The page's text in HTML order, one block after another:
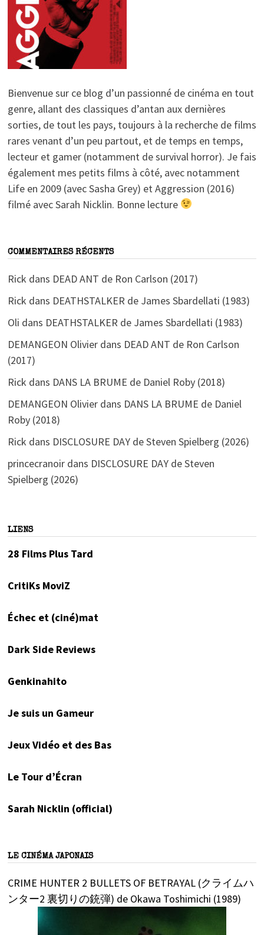
Bienvenue sur ce blog d’un passionné de cinéma en tout
genre, allant des classiques d’antan aux dernières
sorties, de tout les pays, toujours à la recherche de films
rares venant d’un peu partout, et de temps en temps,
lecteur et gamer (notamment de survival horror). Je fais
également mes petits films à côté, avec notamment
Life en 2009 (avec Sasha Grey) et Aggression (2016)
filmé avec Sarah Nicklin. Bonne lecture
COMMENTAIRES RÉCENTS
Rick dans DEAD ANT de Ron Carlson (2017)
Rick dans DEATHSTALKER de James Sbardellati (1983)
Oli dans DEATHSTALKER de James Sbardellati (1983)
DEMANGEON Olivierdans DEAD ANT de Ron Carlson
(2017)
Rick dans DANS LA BRUME de Daniel Roby (2018)
DEMANGEON Olivierdans DANS LA BRUME de Daniel
Roby (2018)
Rick dans DISCLOSURE DAY de Steven Spielberg (2026)
princecranoirdans DISCLOSURE DAY de Steven
Spielberg (2026)
LIENS
28 Films Plus Tard
CritiKs MoviZ
Échec et (ciné)mat
Dark Side Reviews
Genkinahito
Je suis un Gameur
Jeux Vidéo et des Bas
Le Tour d’Écran
Sarah Nicklin (official)
LE CINÉMA JAPONAIS
CRIME HUNTER 2 BULLETS OF BETRAYAL (クライムハ
ンター2 裏切りの銃弾) de Okawa Toshimichi (1989)